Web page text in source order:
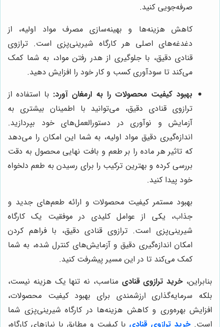
صرفه‌جویی کنید.
کاهش هزینه‌ها و بهینه‌سازی مصرف مواد اولیه، از
دغدغه‌های اصلی هر کارگاه شیرینی‌پزی است. ترازوی
قنادی دقیق، با جلوگیری از هدر رفتن مواد، به شما کمک
می‌کند تا سودآوری کسب و کار خود را افزایش دهید.
بهبود کیفیت محصولات را به ارمغان آورد: با استفاده از
ترازوی قنادی دقیق، می‌توانید با اطمینان بیشتری به
آزمایش و نوآوری در دستورالعمل‌های خود بپردازید.
اندازه‌گیری دقیق مواد اولیه، به شما این امکان را می‌دهد
که تاثیر هر ماده را بر طعم و بافت نهایی محصول به دقت
بررسی کرده و بهترین ترکیب را برای رسیدن به طعم دلخواه
خود پیدا کنید.
بهبود مستمر کیفیت محصولات و ارائه طعم‌های جدید و
جذاب، یکی از عوامل کلیدی در موفقیت یک کارگاه
شیرینی‌پزی است. ترازوی قنادی دقیق، با فراهم کردن
امکان اندازه‌گیری دقیق و آزمایش‌های کنترل شده، به شما
کمک می‌کند تا در این مسیر پیشرفت کنید.
بنابراین، خرید ترازوی قنادی مناسب، نه تنها یک هزینه نیست،
بلکه سرمایه‌گذاری ارزشمندی برای بهبود کیفیت محصولات،
افزایش بهره‌وری و کاهش هزینه‌ها در کارگاه شیرینی‌پزی شما
است. خرید ترازوی قنادی با کیفیت و مطابق با نیازهای کارگاه،